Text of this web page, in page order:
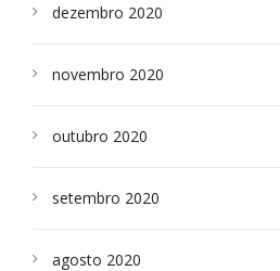
dezembro 2020
novembro 2020
outubro 2020
setembro 2020
agosto 2020